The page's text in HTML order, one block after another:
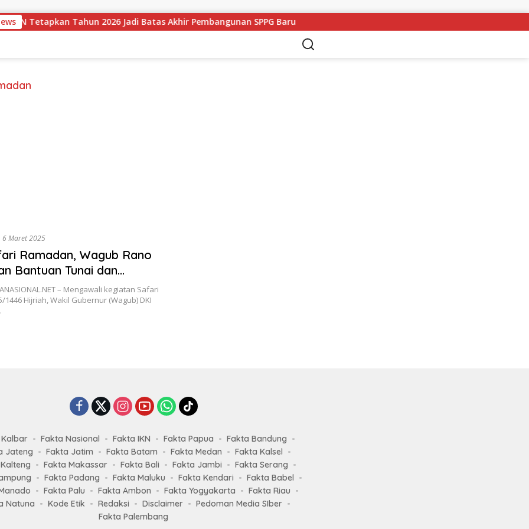
Tetapkan Tahun 2026 Jadi Batas Akhir Pembangunan SPPG Baru
6 Maret 2025
Ramadan, Wagub Rano
Bantuan Tunai dan
serta Kesempatan Umrah
– Mengawali kegiatan Safari
1446 Hijriah, Wakil Gubernur (Wagub) DKI
Fakta Nasional Fakta IKN Fakta Papua
Fakta Bandung
Jateng
Fakta Jatim Fakta Batam Fakta Medan
Fakta Kalsel
Fakta Makassar Fakta Bali Fakta Jambi
Fakta Serang
Fakta Padang Fakta Maluku Fakta Kendari
Fakta Babel
Fakta Palu Fakta Ambon Fakta Yogyakarta
Fakta Riau
Natuna
Kode Etik Redaksi Disclaimer
Pedoman Media SIber
Fakta Palembang